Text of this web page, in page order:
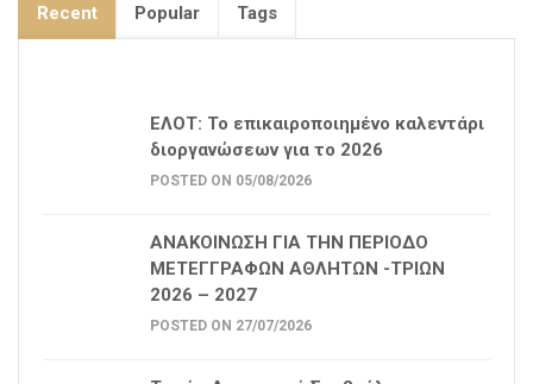
Recent Popular Tags
ΕΛΟΤ: Το επικαιροποιημένο καλεντάρι
διοργανώσεων για το 2026
POSTED ON 05/08/2026
ΑΝΑΚΟΙΝΩΣΗ ΓΙΑ ΤΗΝ ΠΕΡΙΟΔΟ
ΜΕΤΕΓΓΡΑΦΩΝ ΑΘΛΗΤΩΝ -ΤΡΙΩΝ
2026 – 2027
POSTED ON 27/07/2026